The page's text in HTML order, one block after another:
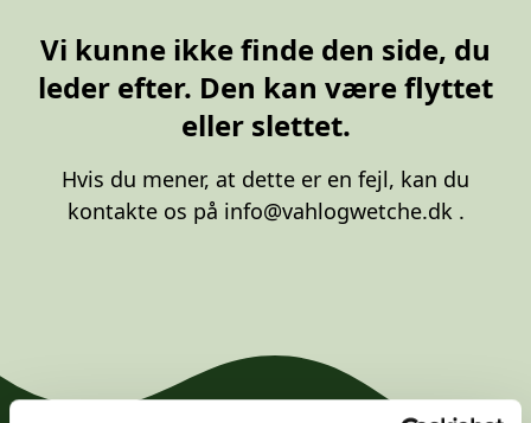
Vi kunne ikke finde den side, du
leder efter. Den kan være flyttet
eller slettet.
Hvis du mener, at dette er en fejl, kan du
kontakte os på info@vahlogwetche.dk.